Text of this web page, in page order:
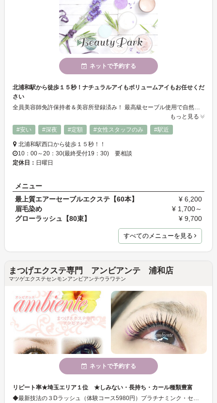
ネットで予約する
北浦和駅から徒歩１５秒！ナチュラルアイもボリュームアイもお任せくだ
さい
全員美容師免許保持者＆美容所登録済み！ 最高級セーブル使用で自然でふさふさの憧れ目元を実現！！エクステ初心者さんも挑戦しやすい価格♪じっくり丁寧なカウンセリングと!!選べるJ/C/D/Lの4種類のカール＆長さ&太さで目元のお悩み解決◎エクステだけでなくまつ毛パーマもご用意！！
もっと見る
#安い
#深夜 #定額 #女性スタッフのみ #駅近
北浦和駅西口から徒歩１５秒！！
10：00～20：30(最終受付19：30) 要相談
定休日： 日曜日
メニュー
最上質エアーセーブルエクステ【60本】
¥ 6,200
眉毛染め
¥ 1,700～
グローラッシュ【80束】
¥ 9,700
すべてのメニューを見る
まつげエクステ専門 アンビアンテ 浦和店
マツゲエクステセンモンアンビアンテウラワテン
ネットで予約する
リピート率★埼玉エリア１位 ★しみない・長持ち・カール種類豊富